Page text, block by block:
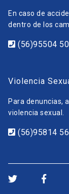
En caso de
dentro de los
(56)95504
Violencia
Para denuncias,
violencia sexual.
(56)95814